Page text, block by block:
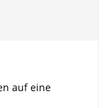
auf eine